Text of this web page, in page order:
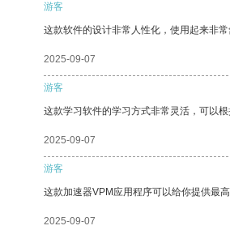
游客
这款软件的设计非常人性化，使用起来非常
2025-09-07
游客
这款学习软件的学习方式非常灵活，可以
2025-09-07
游客
这款加速器VPM应用程序可以给你提供最
2025-09-07